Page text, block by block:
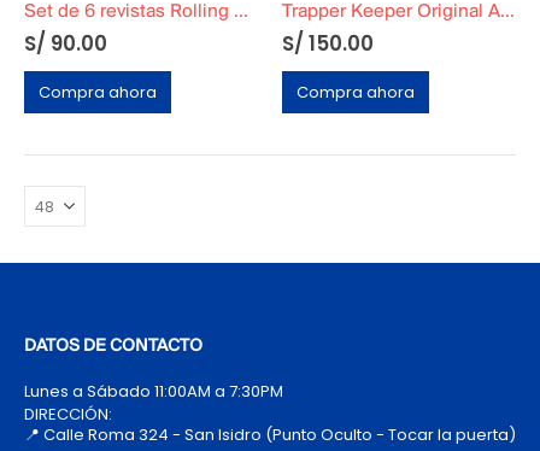
Set de 6 revistas Rolling Stones Originales
S/ 90.00
Compra ahora
Trapper Keeper Original Años 90
S/ 150.00
Compra ahora
DATOS DE CONTACTO
Lunes a Sábado 11:00AM a 7:30PM
DIRECCIÓN:
📍 Calle Roma 324 - San Isidro (Punto Oculto - Tocar la puerta)